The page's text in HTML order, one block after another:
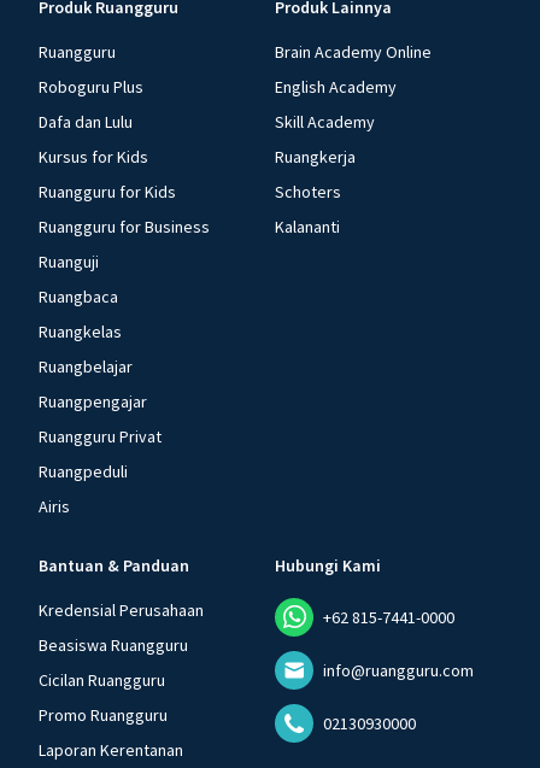
Produk Ruangguru
Ruangguru
Roboguru Plus
Dafa dan Lulu
Kursus for Kids
Ruangguru for Kids
Ruangguru for Business
Ruanguji
Ruangbaca
Ruangkelas
Ruangbelajar
Ruangpengajar
Ruangguru Privat
Ruangpeduli
Airis
Produk Lainnya
Brain Academy Online
English Academy
Skill Academy
Ruangkerja
Schoters
Kalananti
Bantuan & Panduan
Kredensial Perusahaan
Beasiswa Ruangguru
Cicilan Ruangguru
Promo Ruangguru
Laporan Kerentanan
Hubungi Kami
+62 815-7441-0000
info@ruangguru.com
02130930000